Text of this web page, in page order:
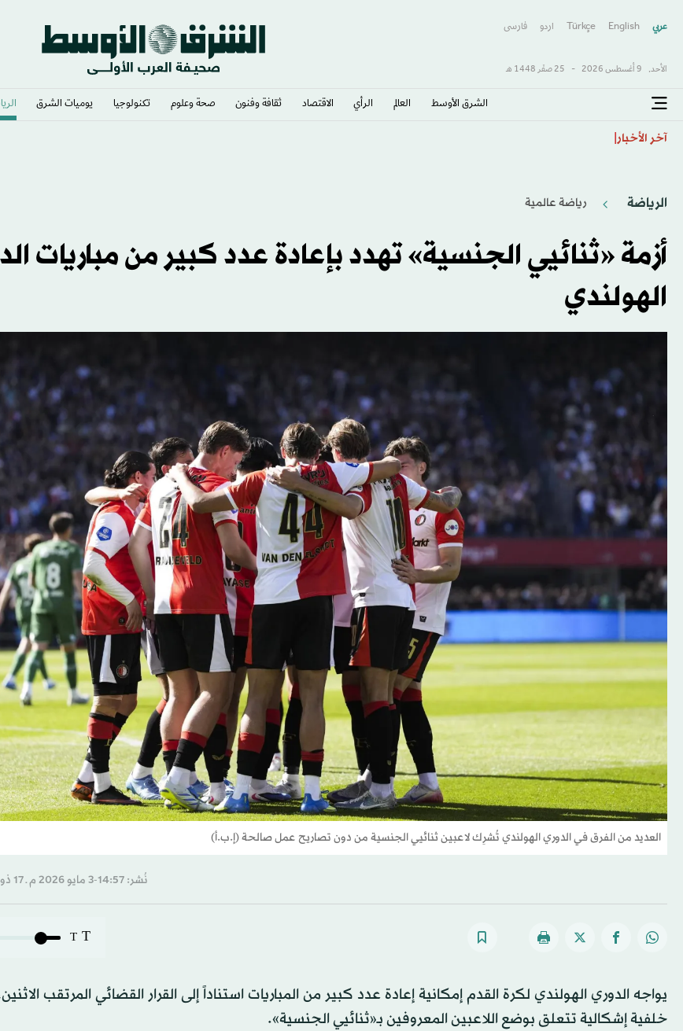
عربي English
Türkçe اردو فارسى
الأحد, 9 أغسطس 2026 - 25 صفَر 1448 هـ
الشرق الأوسط​ العالم الرأي الاقتصاد ثقافة وفنون صحة وعلوم تكنولوجيا يوميات الشرق​
آخر الأخبار
الرياضة رياضة عالمية
أزمة «ثنائيي الجنسية» تهدد بإعادة عدد كبير من مباريات
الهولندي
العديد من الفرق في الدوري الهولندي تُشرِك لاعبين ثنائيي الجنسية من دون تصاريح عمل صالحة (إ.ب.أ)
نُشر: 14:57-3 مايو 2026 م ـ 17 ذو القِعدة 1447 هـ
T
T
يواجه الدوري الهولندي لكرة القدم إمكانية إعادة عدد كبير من المباريات استناداً إلى القرار القضائي المرتقب
خلفية إشكالية تتعلق بوضع اللاعبين المعروفين بـ«ثنائيي الجنسية».